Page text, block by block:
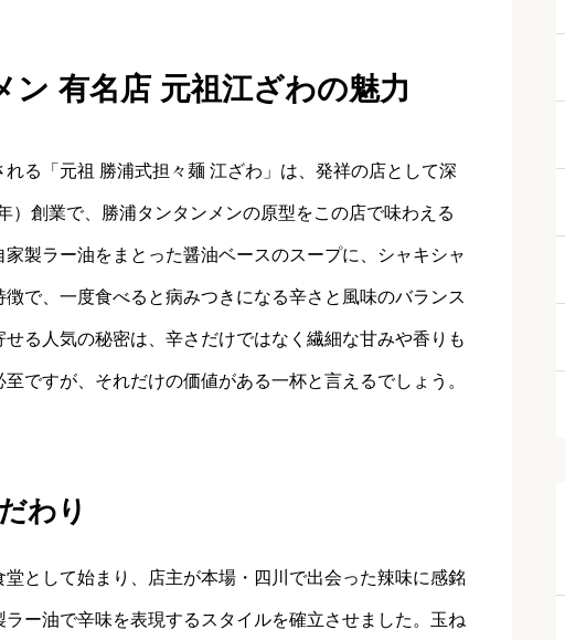
ン 有名店 元祖江ざわの魅力
る「元祖 勝浦式担々麺 江ざわ」は、発祥の店として深
）創業で、勝浦タンタンメンの原型をこの店で味わえる
製ラー油をまとった醤油ベースのスープに、シャキシャ
で、一度食べると病みつきになる辛さと風味のバランス
る人気の秘密は、辛さだけではなく繊細な甘みや香りも
ですが、それだけの価値がある一杯と言えるでしょう。
わり
として始まり、店主が本場・四川で出会った辣味に感銘
ー油で辛味を表現するスタイルを確立させました。玉ね